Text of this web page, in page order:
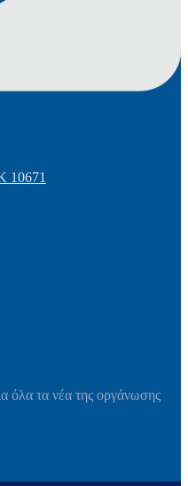
10671
όλα τα νέα της οργάνωσης